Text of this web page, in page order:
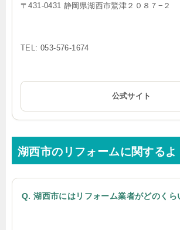
〒431-0431 静岡県湖西市鷲津２０８７−２
TEL: 053-576-1674
公式サイト
湖西市のリフォームに関するよ
Q. 湖西市にはリフォーム業者がどのくら